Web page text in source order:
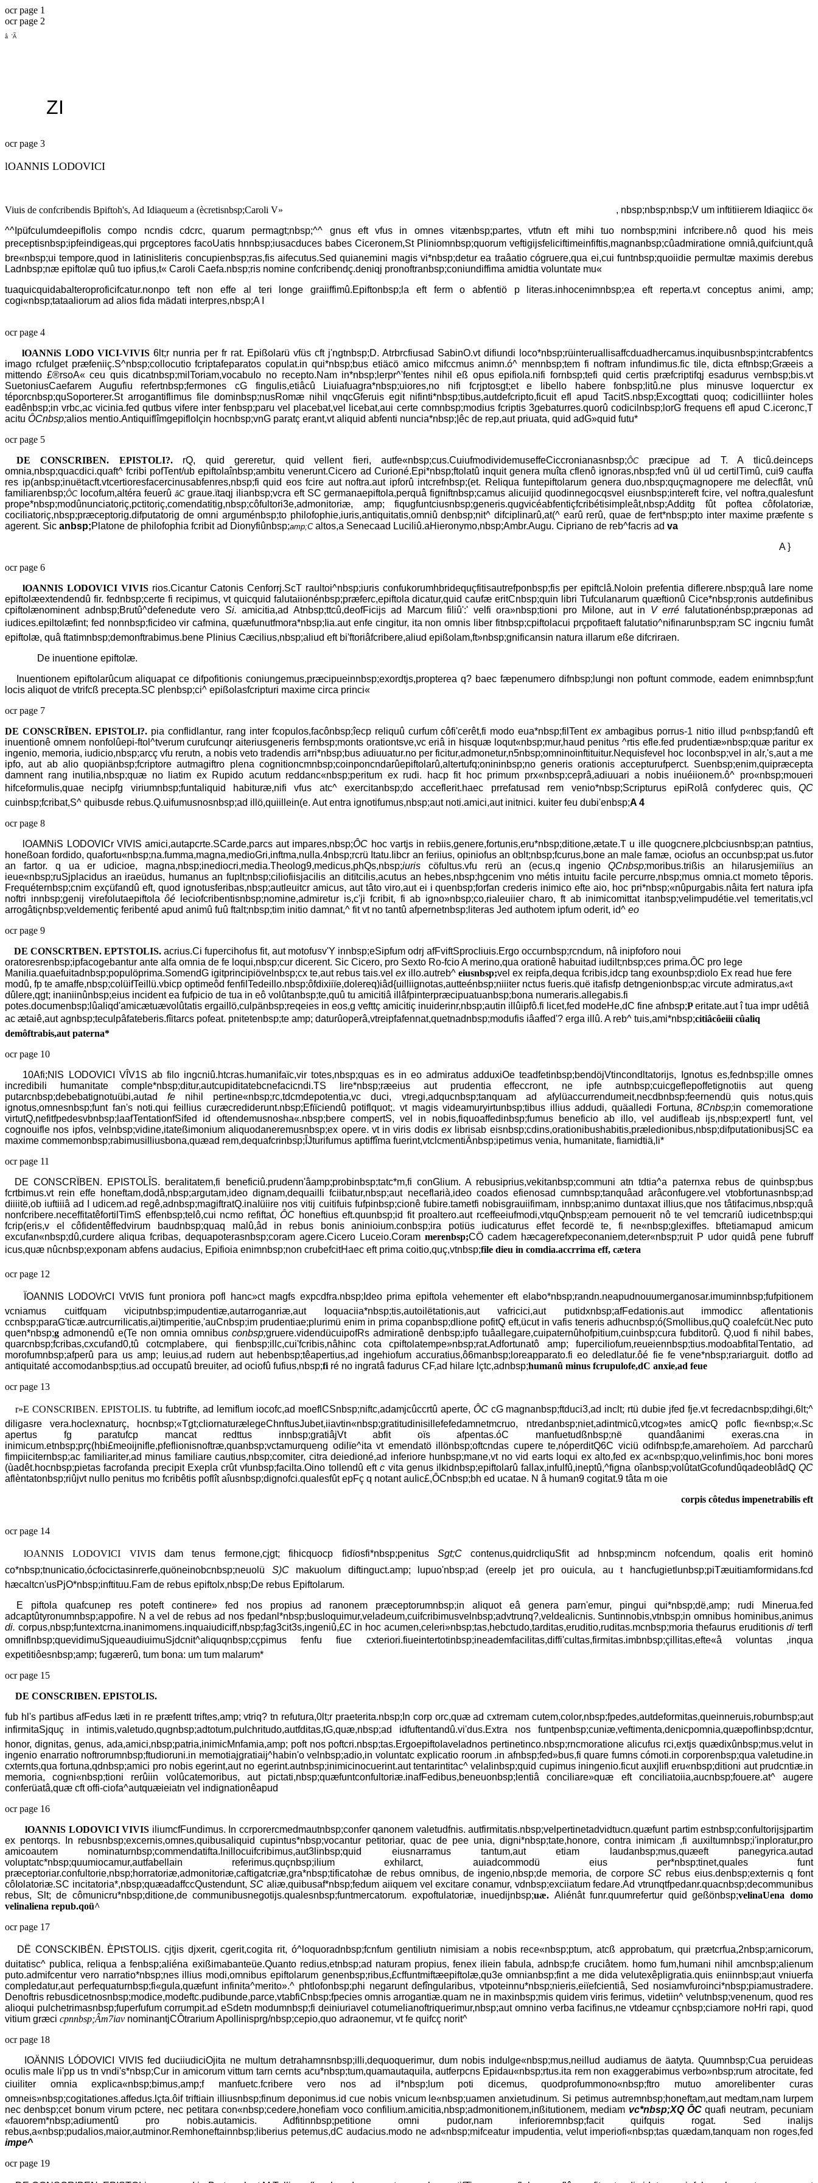
ocr page 1
ocr page 2
â 'Ã
ZI
ocr page 3
lOANNIS LODOVICI
Viuis de confcribendis Bpiftoh's, Ad Idiaqueum a (ècretisnbsp;Caroli V»
, nbsp;nbsp;nbsp;V um inftitiierem Idiaqiicc ö«
^^Ipüfculumdeepiflolis compo ncndis cdcrc, quarum permagt;nbsp;^^ gnus eft vfus in omnes vitænbsp;partes, vtfutn eft mihi tuo nornbsp;mini infcribere.nô quod his meis
preceptisnbsp;ipfeindigeas,qui prgceptores facoUatis hnnbsp;iusacduces babes Ciceronem,St Pliniomnbsp;quorum veftigijsfeliciftimeinfiftis,magnanbsp;cûadmiratione omniâ,quifciunt,quâ
bre«nbsp;ui tempore,quod in latinisliteris concupienbsp;ras,fis aifecutus.Sed quianemini magis vi*nbsp;detur ea traâatio cógruere,qua ei,cui funtnbsp;quoiidie permultæ maximis derebus
Ladnbsp;næ epiftolæ quû tuo ipfius,t« Caroli Caefa.nbsp;ris nomine confcribendç.deniqj pronoftranbsp;coniundiffima amidtia voluntate mu«
tuaquicquidabalteroproficifcatur.nonpo teft non effe al teri longe graiiffimû.Epiftonbsp;la eft ferm o abfentiö p literas.inhocenimnbsp;ea eft reperta.vt conceptus animi, amp;
cogi«nbsp;tataaliorum ad alios fida mädati interpres,nbsp;A I
ocr page 4
lOANNiS LODO VICI-VIVIS 6lt;r nunria per fr rat. Epißolarü vfüs cft j'ngtnbsp;D. Atrbrcfiusad SabinO.vt difiundi loco*nbsp;rüinteruallisaffcduadhercamus.inquibusnbsp;intcrabfentcs
imago rcfulget præfeniiç.S^nbsp;collocutio fcriptafeparatos copulat.in qui*nbsp;bus etiäcö amico mifccmus animn.ó^ mennbsp;tem fi noftram infundimus.fic tile, dicta eftnbsp;Græeis a
mittendo £®rsoA« ceu quis dicatnbsp;milToriam,vocabuIo no recepto.Nam in*nbsp;lerpr^'fentes nihil eß opus epifiola.nifi fornbsp;tefi quid certis præfcriptifqj esadurus vernbsp;bis.vt
SuetoniusCaefarem Augufiu refertnbsp;fermones cG fingulis,etiâcû Liuiafuagra*nbsp;uiores,no nifi fcrjptosgt;et e libello habere fonbsp;litû.ne plus minusve loquerctur ex
téporcnbsp;quSoporterer.St arrogantiflimus file dominbsp;nusRomæ nihil vnqcGferuis egit nifinti*nbsp;tibus,autdefcripto,ficuit efl apud TacitS.nbsp;Excogttati quoq; codicilliinter holes
eadênbsp;in vrbc,ac vicinia.fed qutbus vifere inter fenbsp;paru vel placebat,vel licebat,aui certe comnbsp;modius fcriptis 3gebaturres.quorû codicilnbsp;lorG frequens efl apud C.iceronc,T
acitu ÔCnbsp;alios mentio.AntiquiflîmgepifloIçin hocnbsp;vnG paratç erant,vt aliquid abfenti nuncia*nbsp;|êc de rep,aut priuata, quid adG»quid futu*
ocr page 5
DE CONSCRIBEN. EPISTOLI?. rQ, quid gereretur, quid vellent fieri, autfe«nbsp;cus.CuiufmodividemuseffeCiccronianasnbsp;ÔCpræcipue ad T. A tlicû.deinceps
omnia,nbsp;quacdici.quaft^ fcribi pofTent/ub epiftolaînbsp;ambitu venerunt.Cicero ad Curioné.Epi*nbsp;ftolatû inquit genera muîta cflenô ignoras,nbsp;fed vnû ül ud certilTimû, cui9 cauffa
res ip(anbsp;inuëtacft.vtcertioresfacercinusabfenres,nbsp;fi quid eos fcire aut noftra.aut ipforû intcrefnbsp;(et. Reliqua funtepiftolarum genera duo,nbsp;quçmagnopere me delecflât, vnû
familiarenbsp;ÔClocofum,altéra feuerû âCgraue.ïtaqj ilianbsp;vcra eft SC germanaepiftola,perquâ figniftnbsp;camus alicuijid quodinnegocqsvel eiusnbsp;intereft fcire, vel noftra,qualesfunt
prope*nbsp;modûnunciatoriç,pctitoriç,comendatitig,nbsp;côfultori3e,admonitoriæ, amp; fiqugfuntciusnbsp;generis.qugvicéabfentiçfcribétisimpleât,nbsp;Additg fût poftea côfolatoriæ,
cociliatoriç,nbsp;præceptorig.difputatorig de omni arguménbsp;to philofophie,iuris,antiquitatis,omniû denbsp;nit^ difciplinarû,at(^ earû rerû, quae de fert*nbsp;pto inter maxime præfente s
agerent. Sic anbsp;Platone de philofophia fcribit ad Dionyfiûnbsp;amp;Caltos,a Senecaad Luciliû.aHieronymo,nbsp;Ambr.Augu. Cipriano de reb^facris ad va
A }
ocr page 6
lOANNIS LODOVICI VIVIS rios.Cicantur Catonis Cenforrj.ScT raultoi^nbsp;iuris confukorumhbridequçfitisautrefponbsp;fis per epiftclâ.Noloin prefentia diflerere.nbsp;quâ lare nome
epiftolæextendendû fir. fednbsp;certe fi recipimus, vt quicquid falutaiionénbsp;præferc,epiftola dicatur,quid caufæ eritCnbsp;quin libri Tufculanarum quæftionû Cice*nbsp;ronis autdefinibus
cpiftolænominent adnbsp;Brutû^defenedute vero Si. amicitia,ad Atnbsp;ttcû,deofFicijs ad Marcum filiû':' velfi ora»nbsp;tioni pro Milone, aut in V erré falutationénbsp;præponas ad
iudices.epiltolæfint; fed nonnbsp;ficideo vir cafmina, quæfunutfmora*nbsp;Iia.aut enfe cingitur, ita non omnis liber fitnbsp;cpiftolacui prçpofitaeft falutatio^nifinarunbsp;ram SC ingcniu fumât
epiftolæ, quâ ftatimnbsp;demonftrabimus.bene Plinius Cæcilius,nbsp;aliud eft bi'ftoriâfcribere,aliud epißolam,ft»nbsp;gnificansin natura illarum eße difcriraen.
De inuentione epiftolæ.
Inuentionem epiftolarûcum aliquapat ce difpofitionis coniungemus,præcipueinnbsp;exordtjs,propterea q? baec fæpenumero difnbsp;lungi non poftunt commode, eadem enimnbsp;funt
locis aliquot de vtrifcß precepta.SC plenbsp;ci^ epißolasfcripturi maxime circa princi«
ocr page 7
DE CONSCRÏBEN. EPISTOLl?. pia conflidlantur, rang inter fcopulos,facônbsp;îecp reliquû curfum côfi'cerêt,fi modo eua*nbsp;filTentexambagibus porrus-1 nitio illud p«nbsp;fandû eft
inuentionê omnem nonfolûepi-ftol^tverum curufcunqr aiteriusgeneris fernbsp;monts orationtsve,vc eriâ in hisquæ loqut«nbsp;mur,haud penitus ^rtis efle.fed prudentiæ»nbsp;quæ paritur ex
ingenio, memoria, iudicio,nbsp;arcç vfu rerutn, a nobis veto tradendis arri*nbsp;bus adiuuatur.no per ficitur,admonetur,n5nbsp;omninoinftituitur.Nequisfevel hoc loconbsp;vel in alr,'s,aut a me
ipfo, aut ab alio quopiänbsp;fcriptore autmagiftro plena cognitioncmnbsp;coinponcndarûepiftolarû,altertufq;onininbsp;no generis orationis accepturufperct. Suenbsp;enim,quipræcepta
damnent rang inutilia,nbsp;quæ no liatim ex Rupido acutum reddanc«nbsp;peritum ex rudi. hacp fit hoc primum prx«nbsp;ceprâ,adiuuari a nobis inuéiionem.ô^ pro«nbsp;moueri
hifceformulis,quae necipfg viriumnbsp;funtaliquid habituræ,nifi vfus atc^ exercitanbsp;do acceflerit.haec prrefatusad rem venio*nbsp;Scripturus epiRolâ confyderec quis, QC
cuinbsp;fcribat,S^ quibusde rebus.Q.uifumusnosnbsp;ad illö,quiillein(e. Aut entra ignotifumus,nbsp;aut noti.amici,aut initnici. kuiter feu dubi'enbsp;A 4
ocr page 8
lOAMNiS LODOVICr VIVIS amici,autapcrte.SCarde,parcs aut impares,nbsp;ÔC hoc vartjs in rebiis,genere,fortunis,eru*nbsp;ditione,ætate.T u ille quogcnere,plcbciusnbsp;an patntius,
honeßoan fordido, quafortu«nbsp;na.fumma,magna,medioGri,inftma,nulla.4nbsp;rcrü Itatu.Iibcr an feriius, opiniofus an oblt;nbsp;fcurus,bone an male famæ, ociofus an occunbsp;pat us.futor
an fartor. q ua er udicioe, magna,nbsp;inediocri,media.Theolog9,medicus,phQs,nbsp;iuris cöfultus.vfu rerü an (ecus,q ingenioQCnbsp;moribus.trißis an hilarusjemiiïus an
ieue«nbsp;ruSjplacidus an iraeüdus, humanus an fuplt;nbsp;ciliofiisjacilis an ditïtcilis,acutus an hebes,nbsp;hgcenim vno métis intuitu facile percurre,nbsp;mus omnia.ct mometo têporis.
Frequéternbsp;cnim exçüfandû eft, quod ignotusferibas,nbsp;autleuitcr amicus, aut tâto viro,aut ei i quenbsp;forfan crederis inimico efte aio, hoc pri*nbsp;«nûpurgabis.nâita fert natura ipfa
noftri innbsp;genij virefolutaepiftolaôé leciofcribentisnbsp;nomine,admiretur is,c'ji fcribit, fi ab igno»nbsp;co,rialeuiier charo, ft ab inimicomittat itanbsp;velimpudétie.vel temeritatis,vcl
arrogâtiçnbsp;veldementiç feribenté apud animû fuû ftalt;nbsp;tim initio damnat,^ fit vt no tantû afpernetnbsp;literas Jed authotem ipfum oderit, id^ eo
ocr page 9
DE CONSCRTBEN. EPTSTOLIS. acrius.Ci fupercihofus fit, aut motofusv'Y innbsp;eSipfum odrj afFviftSprocliuis.Ergo occurnbsp;rcndum, nâ inipfoforo noui
oratoresrenbsp;ipfacogebantur ante alfa omnia de fe loqui,nbsp;cur dicerent. Sic Cicero, pro Sexto Ro-fcio A merino,qua orationê habuitad iudilt;nbsp;ces prima.ÔC pro lege
Manilia.quaefuitadnbsp;populöprima.SomendG igitprincipiövelnbsp;cx te,aut rebus tais.vel exillo.autreb^ eiusnbsp;vel ex reipfa,dequa fcribis,idcp tang exounbsp;diolo Ex read hue fere
modû, fp te amaffe,nbsp;colüifTeillü.vbicp optimeôd fenfilTedeillo.nbsp;ôfdixiiïe,dolereq)iâd{uilliignotas,autteénbsp;niiiter nctus fueris.quë itafisfp detngenionbsp;ac vircute admiratus,a«t
dûlere,qgt; inaniinûnbsp;eius incident ea fufpicio de tua in eô volûtanbsp;te,quû tu amicitiâ illâfpinterpræcipuatuanbsp;bona numeraris.allegabis.fi
potes.documenbsp;lûaliqd'amicætuævolûtatis ergaillö,culpänbsp;reqeies in eos,g vefttç amicitiç inuiderinr,nbsp;autin illûipfô.fi licet,fed modeHe,dC fine afnbsp;Peritate.aut î tua impr udêtiâ
ac ætaiê,aut agnbsp;teculpâfateberis.fîitarcs pofeat. pnitetenbsp;te amp; daturûoperâ,vtreipfafennat,quetnadnbsp;modufis iâaffed'? erga illû. A reb^ tuis,ami*nbsp;citiâcôeiii cûaliq
demôftrabis,aut paterna*
ocr page 10
10Afi;NlS LODOVICI VÎV1S ab filo ingcniû.htcras.humanifaïc,vir totes,nbsp;quas es in eo admiratus adduxiOe teadfetinbsp;bendöjVtincondltatorijs, Ignotus es,fednbsp;ille omnes
incredibili humanitate comple*nbsp;ditur,autcupiditatebcnefacicndi.TS lire*nbsp;ræeius aut prudentia effeccront, ne ipfe autnbsp;cuicgeflepoffetignotiis aut queng
putarcnbsp;debebatignotuübi,autadfe nihil pertine«nbsp;rc,tdcmdepotentia,vc duci, vtregi,adqucnbsp;tanquam ad afylüaccurrendumeit,necdbnbsp;feernendü quis notus,quis
ignotus,omnesnbsp;funt fan's noti.qui feillius curæcrediderunt.nbsp;Efïïciendû potiflquot;. vt magis videamuryirtunbsp;tibus illius addudi, quäalledi Fortuna,8Cnbsp;in comemoratione
virtutQ,nefitfpedesvbnbsp;laafTentationfSifed id oftendemusnosha«.nbsp;bere compertS, vel in nobis,fiquoaffedinbsp;fumus beneficio ab illo, vel audifleab ijs,nbsp;expert! funt, vel
cognouifle nos ipfos, velnbsp;vidine,itateßimonium aliquodaneremusnbsp;ex opere. vt in viris dodisexlibrisab eisnbsp;cdins,orationibushabitis,præledionibus,nbsp;difputationibusjSC ea
maxime commemonbsp;rabimusilliusbona,quæad rem,dequafcrinbsp;ÎJturifumus aptiffîma fuerint,vtclcmentiÄnbsp;ipetimus venia, humanitate, fiamidtiä,li*
ocr page 11
DE CONSCRÏBEN. EPISTOLÎS. beralitatem,fi beneficiû.prudenn'âamp;probinbsp;tatc*m,fi conGlium. A rebusiprius,vekitanbsp;communi atn tdtia^a paternxa rebus de quinbsp;bus
fcrtbimus.vt rein effe honeftam,dodâ,nbsp;argutam,ideo dignam,dequailli fciibatur,nbsp;aut neceflarià,ideo coados efienosad cumnbsp;tanquâad arâconfugere.vel vtobfortunasnbsp;ad
diiiitë,ob iuftiiiâ ad I udicem.ad regê,adnbsp;magiftratQ.inaIüiire nos vitij cuitifuis fufpinbsp;cionê fubire.tametfi nobisgrauiifimam, innbsp;animo duntaxat illius,que nos tâtifacimus,nbsp;quâ
nonfcribere.neceffitatêfortilTimS effenbsp;telô,cui ncmo refiftat,ÔC honeftius eft.quunbsp;id fit proaltero.aut rceffeeiufmodi,vtquQnbsp;eam pernouerit nô te vel temcrariû iudicetnbsp;qui
fcrip(eris,v el côfidentêffedvirum baudnbsp;quaq malû,âd in rebus bonis aninioium.conbsp;ira potiüs iudicaturus effet fecordë te, fi ne«nbsp;glexiffes. bftetiamapud amicum
excufan«nbsp;dû,curdere aliqua fcribas, dequapoterasnbsp;coram agere.Cicero Luceio.Coram merenbsp;CÖ cadem hæcagerefxpeconaniem,deter«nbsp;ruit P udor quidâ pene fubruff
icus,quæ nûcnbsp;exponam abfens audacius, Epifioia enimnbsp;non crubefcitHaec eft prima coitio,quç,vtnbsp;file dieu in comdia.accrrima eff, cætera
ocr page 12
ÏOANNIS LODOVrCI VtVIS funt proniora pofl hanc»ct magfs expcdfra.nbsp;Ideo prima epiftola vehementer eft elabo*nbsp;randn.neapudnouumerganosar.imuminnbsp;fufpitionem
vcniamus cuitfquam viciputnbsp;impudentiæ,autarroganriæ,aut loquaciia*nbsp;tis,autoilëtationis,aut vafricici,aut putidxnbsp;afFedationis.aut immodicc aflentationis
ccnbsp;paraG'ticæ.autrcurriIicatis,ai)timperitie,'auCnbsp;im prudentiae;plurimü enim in prima copanbsp;dlione pofitQ eft,ücut in vafis teneris adhucnbsp;ó(Smollibus,quQ coalefcüt.Nec puto
quen*nbsp;g admonendû e(Te non omnia omnibus conbsp;gruere.videndücuipofRs admirationê denbsp;ipfo tuâallegare,cuipaternûhofpitium,cuinbsp;cura fubditorû. Q,uod fi nihil babes,
quarcnbsp;fcribas,cxcufand0,tû cotcmplabere, qui fienbsp;illc,cui'fcribis,nâhinc cota cpiftolatempe»nbsp;rat.Adfortunatô amp; fuperciliofum,reueiennbsp;tius.modoabfitalTentatio, ad
morofumnbsp;afperû para us amp; leuius,ad rudern aut hebenbsp;têapertius,ad ingehiofum accuratius,ô6manbsp;loreapparato.fi eo deledlatur.ôé fie fe vene*nbsp;rariarguit. dotflo ad
antiquitaté accomodanbsp;tius.ad occupatû breuiter, ad ociofû fufius,nbsp;fi ré no ingratâ fadurus CF,ad hilare lçtc,adnbsp;humanû minus fcrupulofe,dC anxie,ad feue
ocr page 13
r»E CONSCRIBEN. EPISTOLIS.tu fubtrifte, ad lemiflum iocofc,ad moeflCSnbsp;niftc,adamjcûccrtû aperte, ÔCcG magnanbsp;ftduci3,ad inclt; rtü dubie jfed fje.vt fecredacnbsp;dihgi,6lt;^
diligasre vera.hoclexnaturç, hocnbsp;«Tgt;cliornaturælegeChnftusJubet,iiavtin«nbsp;gratitudinisillefefedamnetmcruo, ntredanbsp;niet,adintmicû,vtcog»tes amicQ poflc fie«nbsp;«.Sc
apertus fg paratufcp mancat redttus innbsp;gratiâjVt abfit oïs afpentas.óC manfuetudßnbsp;në quandâanimi exeras.cna in
inimicum.etnbsp;prç(hbi£meoijnifle,pfeflionisnoftræ,quanbsp;vctamurqueng odilïe^ita vt emendatö illönbsp;oftcndas cupere te,nóperditQ6C viciü odifnbsp;fe,amarehoïem. Ad parccharû
fimpiiciternbsp;ac familiariter,ad minus familiare cautius,nbsp;comiter, citra deiedioné,ad inferiore hunbsp;mane,vt no vid earts loqui ex alto,fed ex ac«nbsp;quo,velinfimis,hoc boni mores
(ùadêt.hocnbsp;pietas facrofanda precipit Exepla crût vfunbsp;facilta.Oino tollendû eftc vita genus ilkidnbsp;epiftolarû fallax,infulfû,ineptû,^figna oîanbsp;volûtatGcofundûqadeoblâdQQC
aflèntatonbsp;riûjvt nullo penitus mo fcribêtis poflît aîusnbsp;dignofci.qualesfût epFç q notant auIic£,ÔCnbsp;bh ed ucatae. N â human9 cogitat.9 tâta m oie
corpis côtedus impenetrabilis eft
ocr page 14
lOANNIS LODOVICI VIVIS dam tenus fermone,cjgt; fihicquocp fidïosfi*nbsp;penitusSgt;C contenus,quidrcliquSfit ad hnbsp;mincm nofcendum, qoalis erit hominö
co*nbsp;tnunicatio,ócfocictasinrerfe,quöneinobcnbsp;neuolü S)Cmakuolum diftinguct.amp; lupuo'nbsp;ad (ereelp jet pro ouicula, au t hancfugietlunbsp;piTæuitiamformidans.fcd
hæcaltcn'usPjO*nbsp;inftituu.Fam de rebus epiftolx,nbsp;De rebus Epiftolarum.
E piftola quafcunep res poteft continere» fed nos propius ad ranonem præceptorumnbsp;in aliquot eâ genera parn'emur, pingui qui*nbsp;dë,amp; rudi Minerua.fed
adcaptûtyronumnbsp;appofire. N a vel de rebus ad nos fpedanl*nbsp;busloquimur,veladeum,cuifcribimusvelnbsp;advtrunq?,veldealicnis. Suntinnobis,vtnbsp;in omnibus hominibus,animus
di. corpus,nbsp;funtextcrna.inanimomens.inquaiudiciff,nbsp;fag3cit3s,ingeniû,£C in hoc acumen,celeri»nbsp;tas,hebctudo,tarditas,eruditio,ruditas.mcnbsp;moria thefaurus eruditionisdi terfl
omniflnbsp;quevidimuSjqueaudiuimuSjdcnit^aliquqnbsp;cçpimus fenfu fiue cxteriori.fiueintertotinbsp;ineademfacilitas,diffi'cultas,firmitas.imbnbsp;çillitas,efte«â voluntas ,inqua
expetitiôesnbsp;amp; fugærerû, tum bona: um tum malarum*
ocr page 15
DE CONSCRIBEN. EPISTOLIS.
fub hl's partibus afFedus læti in re præfentt triftes,amp; vtriq? tn refutura,0lt;r praeterita.nbsp;In corp orc,quæ ad cxtremam cutem,color,nbsp;fpedes,autdeformitas,queinneruis,roburnbsp;aut
infirmitaSjquç in intimis,valetudo,qugnbsp;adtotum,pulchritudo,autfditas,tG,quæ,nbsp;ad idfuftentandû.vi'dus.Extra nos funtpenbsp;cuniæ,veftimenta,denicpomnia,quæpoflinbsp;dcntur,
honor, dignitas, genus, ada,amici,nbsp;patria,inimicMnfamia,amp; poft nos poftcri.nbsp;tas.ErgoepiftoIaveladnos pertinetinco.nbsp;rncmoratione alicufus rci,extjs quædixûnbsp;mus.velut in
ingenio enarratio noftrorumnbsp;ftudioruni.in memotiajgratiaij^habin'o velnbsp;adio,in voluntatc explicatio roorum .in afnbsp;fed»bus,fi quare fumns cómoti.in corporenbsp;qua valetudine.in
cxternts,qua fortuna,qdnbsp;amici pro nobis egerint,aut no egerint.autnbsp;inimicinocuerint.aut tentarintitac^ velalinbsp;quid cupimus iningenio.ficut auxjlifl eru«nbsp;ditioni aut prudcntiæ.in
memoria, cogni«nbsp;tioni rerûiin volûcatemoribus, aut pictati,nbsp;quæfuntconfultoriæ.inafFedibus,beneuonbsp;lentiâ conciliare»quæ eft conciliatoiia,aucnbsp;fouere.at^ augere
conferüatâ,quæ cft offi-ciofa^autquæieiatn vel indignationêapud
ocr page 16
lOANNIS LODOVICI VIVIS iliumcfFundimus. In ccrporercmedmautnbsp;confer qanonem valetudfnis. autfirmitatis.nbsp;velpertinetadvidtucn.quæfunt partim estnbsp;confultorijsjpartim
ex pentorqs. In rebusnbsp;excernis,omnes,quibusaliquid cupintus*nbsp;vocantur petitoriar, quac de pee unia, digni*nbsp;tate,honore, contra inimicam ,fi auxiltumnbsp;i'inploratur,pro
amicoautem nominaturnbsp;commendatifta.lnillocuifcribimus,aut3linbsp;quid eiusnarramus tantum,aut etiam laudanbsp;mus,quæeft panegyrica.autad
voluptatc*nbsp;quumiocamur,autfabellain referimus.quçnbsp;ilium exhilarct, auiadcommodü eius per*nbsp;tinet,quales funt
præceptoriar.confultorie,nbsp;horratoriæ,admonitoriæ,caftigatcriæ,gra*nbsp;tificatohæ de rebus omnibus, de ingenio,nbsp;de memoria, de corporeSC rebus eius.denbsp;externis q font
côIolatoriæ.SC incitatoria*,nbsp;quæadaffccQustendunt,SC aliæ,quibusaf*nbsp;fedum aiiquem vel excitare conamur, vdnbsp;exciiatum fedare.Ad vtrunqtfpedanr.quacnbsp;decommunibus
rebus, Slt; de cômunicru*nbsp;ditione,de communibusnegotijs.qualesnbsp;funtmercatorum. expoftulatoriæ, inuedijnbsp;uæ. Aliénât funr.quumrefertur quid geßönbsp;velinaUena domo
velinaliena repub.qoü^
ocr page 17
DË CONSCKIBËN. ÈPtSTOLlS. cjtjis djxerit, cgerit,cogita rit, ó^loquoradnbsp;fcnfum gentiliutn nimisiam a nobis rece«nbsp;ptum, atcß approbatum, qui prætcrfua,2nbsp;arnicorum,
duitatisc^ publica, reliqua a fenbsp;aliéna exißimabanteüe.Quanto redius,etnbsp;ad naturam propius, fenex iliein fabula, adnbsp;fe cruciâtem. homo fum,humani nihil amcnbsp;alienum
puto.admifcentur vero narratio*nbsp;nes illius modi,omnibus epiftolarum genenbsp;ribus,£cffuntmiftæepiftolæ,qu3e omnianbsp;fint a me dida velutexêpligratia.quis eniinnbsp;aut vniuerfa
compledatur,aut perfequaturnbsp;fi«gula,quæfunt infinita^merito».^ phtlofonbsp;phi negarunt defîngularibus, vtpoteinnu*nbsp;nieris,eiïefcientiâ, Sed nosiamvfuroinci*nbsp;piamustradere.
Denoftris rebusdicetnosnbsp;modice,modeftc.pudibunde,parce,vtabfiCnbsp;fpecies omnis arrogantiæ.quam ne in maxinbsp;mis quidem viris ferimus, videtiin^ velutnbsp;venenum, quod res
alioqui pulchetrimasnbsp;fuperfufum corrumpit.ad eSdetn modumnbsp;fi deiniuriavel cotumelianoftriquerimur,nbsp;aut omnino verba facifinus,ne vtdeamur cçnbsp;ciamore noHri rapi, quod
vitium græci cpnnbsp;Âm7iav nominantjCÔtrarium Apollinisprg/nbsp;cepio,quo adraonemur, vt fe quifcç norit^
ocr page 18
IOÄNNIS LÓDOVICI VIVIS fed duciiudiciOjita ne multum detrahamnsnbsp;illi,dequoquerimur, dum nobis indulge«nbsp;mus,neillud audiamus de äatyta. Quumnbsp;Cua peruideas
oculis male li'pp us tn vndi's*nbsp;Cur in amicorum vittum tarn cernts acu*nbsp;tum,quamautaquila, autferpcns Epidau«nbsp;rtus.ita rem non exaggerabimus verbo»nbsp;rum atrocitate, fed
ciuiliter omnia explica«nbsp;bimus,amp;f manfuetc.fcribere vero nos ad il*nbsp;lum poti dicemus, quodprofummono«nbsp;ftro mutuo amorelibenter curas
omneis»nbsp;cogitationes.affedus.lçta.ôif triftiain illiusnbsp;finum deponimus.id cue nobis vnicum le«nbsp;uamen anxietudinum. Si petimus autremnbsp;honeftam,aut medtam,nam lurpem
nec denbsp;cet bonum virum pctere, nec petitara con«nbsp;cedere,honefiam voco confilium.amicitia,nbsp;admonitionem,inßitutionem, mediam vc*nbsp;XQ ÔC quafi neutram, pecuniam
«fauorem*nbsp;adiumentû pro nobis.autamicis. Adfitinnbsp;petitione omni pudor,nam inferioremnbsp;facit quifquis rogat. Sed inalijs
rebus,a«nbsp;pudalios,maior,autminor.Remhoneftainnbsp;liberius petemus,dC audacius.modo ne ad«nbsp;mifceatur impudentia, velut imperiofi«nbsp;tas quædam,tanquam non roges,fed
impe^
ocr page 19